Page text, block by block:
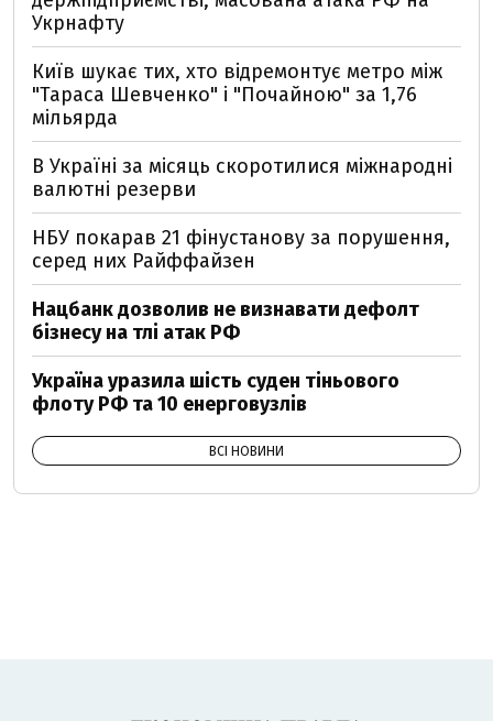
Укрнафту
Київ шукає тих, хто відремонтує метро між
"Тараса Шевченко" і "Почайною" за 1,76
мільярда
В Україні за місяць скоротилися міжнародні
валютні резерви
НБУ покарав 21 фінустанову за порушення,
серед них Райффайзен
Нацбанк дозволив не визнавати дефолт
бізнесу на тлі атак РФ
Україна уразила шість суден тіньового
флоту РФ та 10 енерговузлів
ВСІ НОВИНИ